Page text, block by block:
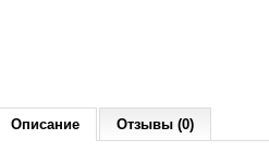
Описание Отзывы (0)